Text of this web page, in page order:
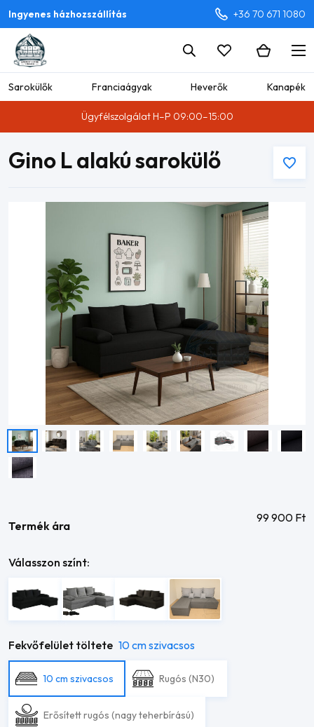
Ingyenes házhozszállítás +36 70 671 1080
Sarokülők Franciaágyak Heverők Kanapék
Ügyfélszolgálat H–P 09:00–15:00
Gino L alakú sarokülő
Termék ára
99 900 Ft
Válasszon színt:
Fekvőfelület töltete 10 cm szivacsos
10 cm szivacsos Rugós (N30)
Erősített rugós (nagy teherbírású)